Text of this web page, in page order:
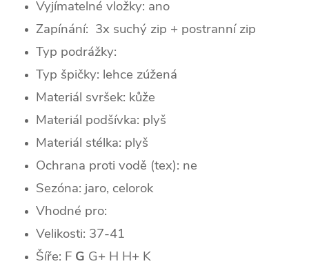
Vyjímatelné vložky: ano
Zapínání: 3x suchý zip + postranní zip
Typ podrážky:
Typ špičky: lehce zúžená
Materiál svršek: kůže
Materiál podšívka: plyš
Materiál stélka: plyš
Ochrana proti vodě (tex): ne
Sezóna: jaro, celorok
Vhodné pro:
Velikosti: 37-41
Šíře: F G G+ H H+ K